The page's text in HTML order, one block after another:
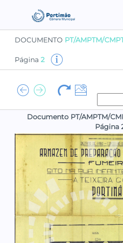
DOCUMENTO PT/AMPTM/
Página 2
Documento PT/AMPTM/
Página